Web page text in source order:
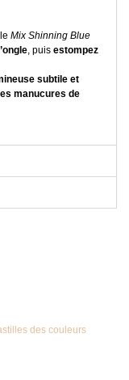
Mix Shinning Blue
, puis estompez
subtile et
manucures de